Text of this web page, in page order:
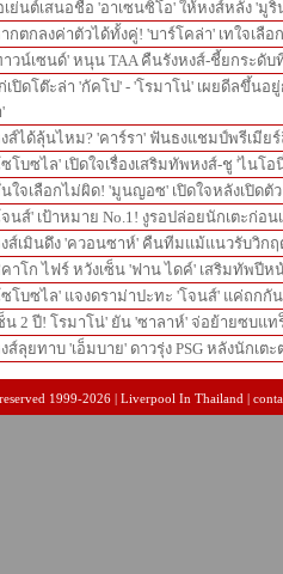
เย่นต์เสนอชื่อ 'อาเซนซิโอ' ให้หงส์หลัง 'มู
กตกลงค่าตัวได้ทั้งคู่! 'บาร์โคล่า' เทใจเลือ
าวน์เซนด์' หนุน TAA คืนรังหงส์-ชี้ยกระดั
เปิดโต๊ะล่า 'กัคโป' - 'โรมาโน่' เผยดีลขึ้นอ
ส์ได้ลุ้นไหม? 'คาร์รา' ฟันธงแชมป์พรีเมีย
โบซไล' เปิดใจเรื่องเสริมทัพหงส์-ชู 'ไนโ
ใจเลือกไม่ผิด! 'มูนญอซ' เปิดใจหลังเปิดตั
นส์' เป้าหมาย No.1! งูรอปล่อยนักเตะก่อ
ส์เมินดึง 'ควอนซาห์' คืนทีมแม้แนวรับวิก
าโก ไฟร์ หวังเซ็น 'ฟาน ไดค์' เสริมทัพปีห
ซโบซไล' แจงดราม่าปะทะ 'โจนส์' แค่ถกกั
น 2 ปี! โรมาโน่' ยัน 'ซาลาห์' จ่อย้ายซบแ
ส์ลุยทาบ 'เอ็มบาย' ดาวรุ่ง PSG หลังนักเต
1999-2026 | Liverpool In Thailand |